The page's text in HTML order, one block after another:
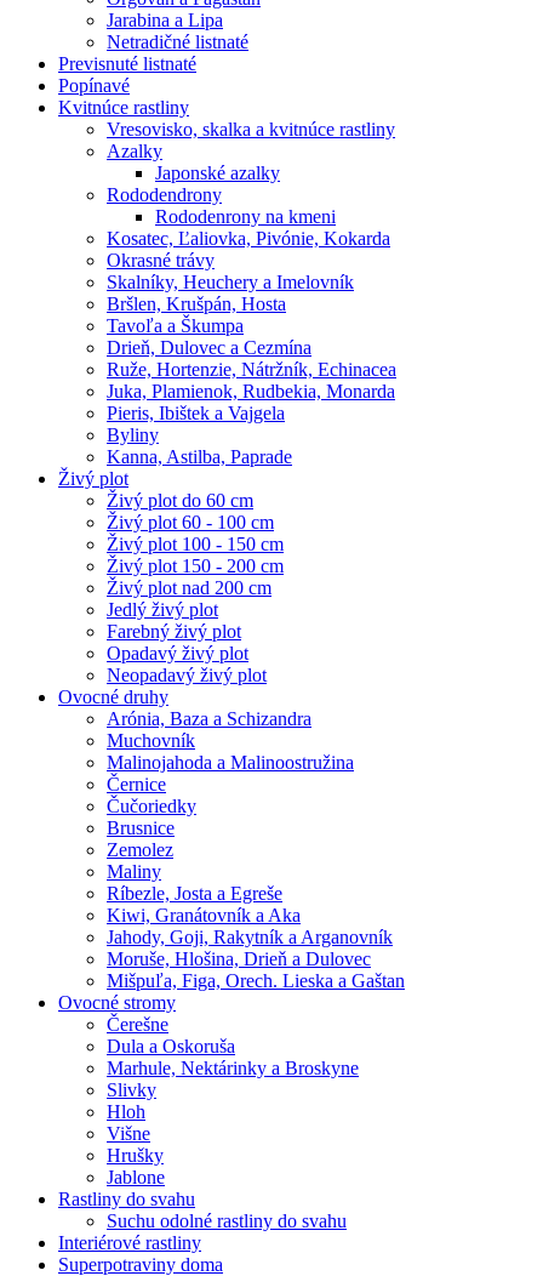
Jarabina a Lipa
Netradičné listnaté
Previsnuté listnaté
Popínavé
Kvitnúce rastliny
Vresovisko, skalka a kvitnúce rastliny
Azalky
Japonské azalky
Rododendrony
Rododenrony na kmeni
Kosatec, Ľaliovka, Pivónie, Kokarda
Okrasné trávy
Skalníky, Heuchery a Imelovník
Bršlen, Krušpán, Hosta
Tavoľa a Škumpa
Drieň, Dulovec a Cezmína
Ruže, Hortenzie, Nátržník, Echinacea
Juka, Plamienok, Rudbekia, Monarda
Pieris, Ibištek a Vajgela
Byliny
Kanna, Astilba, Paprade
Živý plot
Živý plot do 60 cm
Živý plot 60 - 100 cm
Živý plot 100 - 150 cm
Živý plot 150 - 200 cm
Živý plot nad 200 cm
Jedlý živý plot
Farebný živý plot
Opadavý živý plot
Neopadavý živý plot
Ovocné druhy
Arónia, Baza a Schizandra
Muchovník
Malinojahoda a Malinoostružina
Černice
Čučoriedky
Brusnice
Zemolez
Maliny
Ríbezle, Josta a Egreše
Kiwi, Granátovník a Aka
Jahody, Goji, Rakytník a Arganovník
Moruše, Hlošina, Drieň a Dulovec
Mišpuľa, Figa, Orech. Lieska a Gaštan
Ovocné stromy
Čerešne
Dula a Oskoruša
Marhule, Nektárinky a Broskyne
Slivky
Hloh
Višne
Hrušky
Jablone
Rastliny do svahu
Suchu odolné rastliny do svahu
Interiérové rastliny
Superpotraviny doma